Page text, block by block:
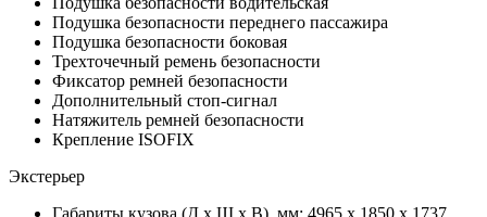
Подушка безопасности переднего пассажира
Подушка безопасности боковая
Трехточечный ремень безопасности
Фиксатор ремней безопасности
Дополнительный стоп-сигнал
Натяжитель ремней безопасности
Крепление ISOFIX
Экстерьер
Габариты кузова (Д x Ш x В), мм: 4965 x 1850 x 1737